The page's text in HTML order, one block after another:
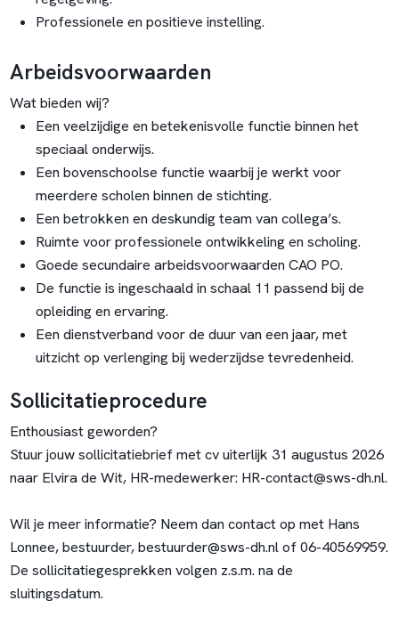
Professionele en positieve instelling.
Arbeidsvoorwaarden
Wat bieden wij?
Een veelzijdige en betekenisvolle functie binnen het
speciaal onderwijs.
Een bovenschoolse functie waarbij je werkt voor
meerdere scholen binnen de stichting.
Een betrokken en deskundig team van collega’s.
Ruimte voor professionele ontwikkeling en scholing.
Goede secundaire arbeidsvoorwaarden CAO PO.
De functie is ingeschaald in schaal 11 passend bij de
opleiding en ervaring.
Een dienstverband voor de duur van een jaar, met
uitzicht op verlenging bij wederzijdse tevredenheid.
Sollicitatieprocedure
Enthousiast geworden?
Stuur jouw sollicitatiebrief met cv uiterlijk 31 augustus 2026
naar Elvira de Wit, HR-medewerker: HR-contact@sws-dh.nl.
Wil je meer informatie? Neem dan contact op met Hans
Lonnee, bestuurder,bestuurder@sws-dh.nlof 06-40569959.
De sollicitatiegesprekken volgen z.s.m. na de
sluitingsdatum.